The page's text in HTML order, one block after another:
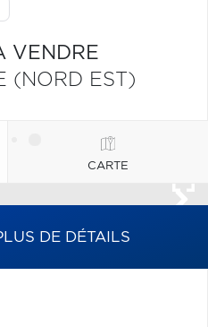
VENDRE
(NORD EST)
CARTE
DE DÉTAILS